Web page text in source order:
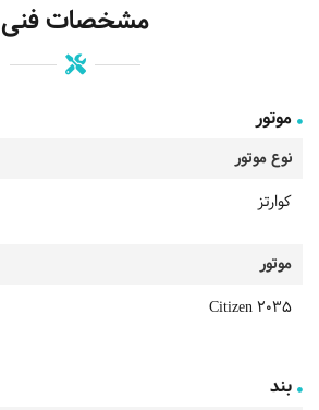
مشخصات فنی
موتور
نوع موتور
کوارتز
موتور
Citizen 2035
بند